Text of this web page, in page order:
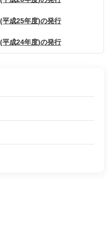
平成25年度)の発行
平成24年度)の発行